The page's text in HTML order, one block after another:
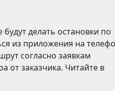
делать остановки по
из приложения на
согласно заявкам
от заказчика. Читайте в